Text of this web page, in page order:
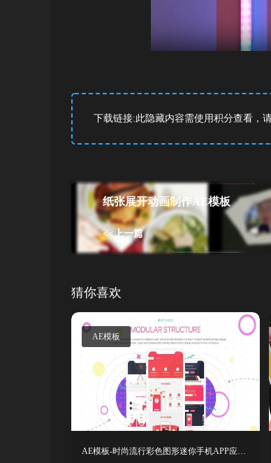
下载链接:此隐藏内容需使用积分查看，
纸张展开动画制作AE模板
<<上一篇
猜你喜欢
AE模板
AE模板-时尚流行彩色图形迷你手机APP应用展示宣传介绍 Minimal App Promo